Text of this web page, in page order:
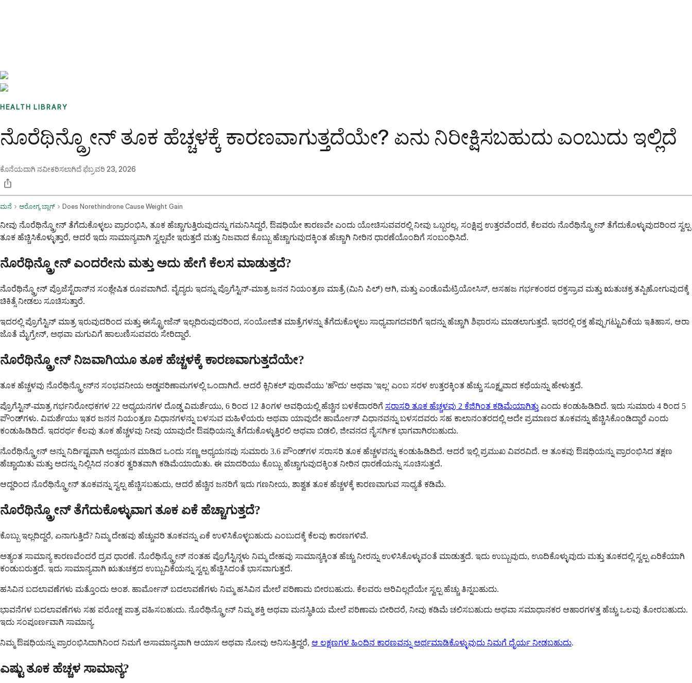
HEALTH LIBRARY
ನೊರೆಥಿನ್ಡ್ರೋನ್ ತೂಕ ಹೆಚ್ಚಳಕ್ಕೆ ಕಾರಣವಾಗುತ್ತದೆಯೇ? ಏನು ನಿರೀಕ್ಷಿಸಬಹುದು ಎಂಬುದು ಇಲ್ಲಿದೆ
ಕೊನೆಯದಾಗಿ ನವೀಕರಿಸಲಾಗಿದೆಫೆಬ್ರವರಿ 23, 2026
ಮನೆ ಆರೋಗ್ಯ ಬ್ಲಾಗ್ Does Norethindrone Cause Weight Gain
ನೀವು ನೊರೆಥಿನ್ಡ್ರೋನ್ ತೆಗೆದುಕೊಳ್ಳಲು ಪ್ರಾರಂಭಿಸಿ, ತೂಕ ಹೆಚ್ಚಾಗುತ್ತಿರುವುದನ್ನು ಗಮನಿಸಿದ್ದರೆ, ಔಷಧಿಯೇ ಕಾರಣವೇ ಎಂದು ಯೋಚಿಸುವವರಲ್ಲಿ ನೀವು ಒಬ್ಬರಲ್ಲ. ಸಂಕ್ಷಿಪ್ತ ಉತ್ತರವೆಂದರೆ, ಕೆಲವರು ನೊರೆಥಿನ್ಡ್ರೋನ್ ತೆಗೆದುಕೊಳ್ಳುವುದರಿಂದ ಸ್ವಲ್ಪ
ತೂಕ ಹೆಚ್ಚಿಸಿಕೊಳ್ಳುತ್ತಾರೆ, ಆದರೆ ಇದು ಸಾಮಾನ್ಯವಾಗಿ ಸ್ವಲ್ಪವೇ ಇರುತ್ತದೆ ಮತ್ತು ನಿಜವಾದ ಕೊಬ್ಬು ಹೆಚ್ಚಾಗುವುದಕ್ಕಿಂತ ಹೆಚ್ಚಾಗಿ ನೀರಿನ ಧಾರಣೆಯೊಂದಿಗೆ ಸಂಬಂಧಿಸಿದೆ.
ನೊರೆಥಿನ್ಡ್ರೋನ್ ಎಂದರೇನು ಮತ್ತು ಅದು ಹೇಗೆ ಕೆಲಸ ಮಾಡುತ್ತದೆ?
ನೊರೆಥಿನ್ಡ್ರೋನ್ ಪ್ರೊಜೆಸ್ಟೆರಾನ್‌ನ ಸಂಶ್ಲೇಷಿತ ರೂಪವಾಗಿದೆ. ವೈದ್ಯರು ಇದನ್ನು ಪ್ರೊಗೆಸ್ಟಿನ್-ಮಾತ್ರ ಜನನ ನಿಯಂತ್ರಣ ಮಾತ್ರೆ (ಮಿನಿ ಪಿಲ್) ಆಗಿ, ಮತ್ತು ಎಂಡೊಮೆಟ್ರಿಯೋಸಿಸ್, ಅಸಹಜ ಗರ್ಭಕಂಠದ ರಕ್ತಸ್ರಾವ ಮತ್ತು ಋತುಚಕ್ರ ತಪ್ಪಿಹೋಗುವುದಕ್ಕೆ
ಚಿಕಿತ್ಸೆ ನೀಡಲು ಸೂಚಿಸುತ್ತಾರೆ.
ಇದರಲ್ಲಿ ಪ್ರೊಗೆಸ್ಟಿನ್ ಮಾತ್ರ ಇರುವುದರಿಂದ ಮತ್ತು ಈಸ್ಟ್ರೋಜೆನ್ ಇಲ್ಲದಿರುವುದರಿಂದ, ಸಂಯೋಜಿತ ಮಾತ್ರೆಗಳನ್ನು ತೆಗೆದುಕೊಳ್ಳಲು ಸಾಧ್ಯವಾಗದವರಿಗೆ ಇದನ್ನು ಹೆಚ್ಚಾಗಿ ಶಿಫಾರಸು ಮಾಡಲಾಗುತ್ತದೆ. ಇದರಲ್ಲಿ ರಕ್ತ ಹೆಪ್ಪುಗಟ್ಟುವಿಕೆಯ ಇತಿಹಾಸ, ಆರಾ
ಜೊತೆ ಮೈಗ್ರೇನ್, ಅಥವಾ ಮಗುವಿಗೆ ಹಾಲುಣಿಸುವವರು ಸೇರಿದ್ದಾರೆ.
ನೊರೆಥಿನ್ಡ್ರೋನ್ ನಿಜವಾಗಿಯೂ ತೂಕ ಹೆಚ್ಚಳಕ್ಕೆ ಕಾರಣವಾಗುತ್ತದೆಯೇ?
ತೂಕ ಹೆಚ್ಚಳವು ನೊರೆಥಿನ್ಡ್ರೋನ್‌ನ ಸಂಭವನೀಯ ಅಡ್ಡಪರಿಣಾಮಗಳಲ್ಲಿ ಒಂದಾಗಿದೆ. ಆದರೆ ಕ್ಲಿನಿಕಲ್ ಪುರಾವೆಯು 'ಹೌದು' ಅಥವಾ 'ಇಲ್ಲ' ಎಂಬ ಸರಳ ಉತ್ತರಕ್ಕಿಂತ ಹೆಚ್ಚು ಸೂಕ್ಷ್ಮವಾದ ಕಥೆಯನ್ನು ಹೇಳುತ್ತದೆ.
ಪ್ರೊಗೆಸ್ಟಿನ್-ಮಾತ್ರ ಗರ್ಭನಿರೋಧಕಗಳ 22 ಅಧ್ಯಯನಗಳ ದೊಡ್ಡ ವಿಮರ್ಶೆಯು, 6 ರಿಂದ 12 ತಿಂಗಳ ಅವಧಿಯಲ್ಲಿ ಹೆಚ್ಚಿನ ಬಳಕೆದಾರರಿಗೆ ಸರಾಸರಿ ತೂಕ ಹೆಚ್ಚಳವು 2 ಕೆಜಿಗಿಂತ ಕಡಿಮೆಯಾಗಿತ್ತು ಎಂದು ಕಂಡುಹಿಡಿದಿದೆ. ಇದು ಸುಮಾರು 4 ರಿಂದ 5
ಪೌಂಡ್‌ಗಳು. ವಿಮರ್ಶೆಯು ಇತರ ಜನನ ನಿಯಂತ್ರಣ ವಿಧಾನಗಳನ್ನು ಬಳಸುವ ಮಹಿಳೆಯರು ಅಥವಾ ಯಾವುದೇ ಹಾರ್ಮೋನ್ ವಿಧಾನವನ್ನು ಬಳಸದವರು ಸಹ ಕಾಲಾನಂತರದಲ್ಲಿ ಅದೇ ಪ್ರಮಾಣದ ತೂಕವನ್ನು ಹೆಚ್ಚಿಸಿಕೊಂಡಿದ್ದಾರೆ ಎಂದು
ಕಂಡುಹಿಡಿದಿದೆ. ಇದರರ್ಥ ಕೆಲವು ತೂಕ ಹೆಚ್ಚಳವು ನೀವು ಯಾವುದೇ ಔಷಧಿಯನ್ನು ತೆಗೆದುಕೊಳ್ಳುತ್ತಿರಲಿ ಅಥವಾ ಬಿಡಲಿ, ಜೀವನದ ನೈಸರ್ಗಿಕ ಭಾಗವಾಗಿರಬಹುದು.
ನೊರೆಥಿನ್ಡ್ರೋನ್ ಅನ್ನು ನಿರ್ದಿಷ್ಟವಾಗಿ ಅಧ್ಯಯನ ಮಾಡಿದ ಒಂದು ಸಣ್ಣ ಅಧ್ಯಯನವು ಸುಮಾರು 3.6 ಪೌಂಡ್‌ಗಳ ಸರಾಸರಿ ತೂಕ ಹೆಚ್ಚಳವನ್ನು ಕಂಡುಹಿಡಿದಿದೆ. ಆದರೆ ಇಲ್ಲಿ ಪ್ರಮುಖ ವಿವರವಿದೆ. ಆ ತೂಕವು ಔಷಧಿಯನ್ನು ಪ್ರಾರಂಭಿಸಿದ ತಕ್ಷಣ
ಹೆಚ್ಚಾಯಿತು ಮತ್ತು ಅದನ್ನು ನಿಲ್ಲಿಸಿದ ನಂತರ ತ್ವರಿತವಾಗಿ ಕಡಿಮೆಯಾಯಿತು. ಈ ಮಾದರಿಯು ಕೊಬ್ಬು ಹೆಚ್ಚಾಗುವುದಕ್ಕಿಂತ ನೀರಿನ ಧಾರಣೆಯನ್ನು ಸೂಚಿಸುತ್ತದೆ.
ಆದ್ದರಿಂದ ನೊರೆಥಿನ್ಡ್ರೋನ್ ತೂಕವನ್ನು ಸ್ವಲ್ಪ ಹೆಚ್ಚಿಸಬಹುದು, ಆದರೆ ಹೆಚ್ಚಿನ ಜನರಿಗೆ ಇದು ಗಣನೀಯ, ಶಾಶ್ವತ ತೂಕ ಹೆಚ್ಚಳಕ್ಕೆ ಕಾರಣವಾಗುವ ಸಾಧ್ಯತೆ ಕಡಿಮೆ.
ನೊರೆಥಿನ್ಡ್ರೋನ್ ತೆಗೆದುಕೊಳ್ಳುವಾಗ ತೂಕ ಏಕೆ ಹೆಚ್ಚಾಗುತ್ತದೆ?
ಕೊಬ್ಬು ಇಲ್ಲದಿದ್ದರೆ, ಏನಾಗುತ್ತಿದೆ? ನಿಮ್ಮ ದೇಹವು ಹೆಚ್ಚುವರಿ ತೂಕವನ್ನು ಏಕೆ ಉಳಿಸಿಕೊಳ್ಳಬಹುದು ಎಂಬುದಕ್ಕೆ ಕೆಲವು ಕಾರಣಗಳಿವೆ.
ಅತ್ಯಂತ ಸಾಮಾನ್ಯ ಕಾರಣವೆಂದರೆ ದ್ರವ ಧಾರಣೆ. ನೊರೆಥಿನ್ಡ್ರೋನ್ ನಂತಹ ಪ್ರೊಗೆಸ್ಟಿನ್ಗಳು ನಿಮ್ಮ ದೇಹವು ಸಾಮಾನ್ಯಕ್ಕಿಂತ ಹೆಚ್ಚು ನೀರನ್ನು ಉಳಿಸಿಕೊಳ್ಳುವಂತೆ ಮಾಡುತ್ತದೆ. ಇದು ಉಬ್ಬುವುದು, ಊದಿಕೊಳ್ಳುವುದು ಮತ್ತು ತೂಕದಲ್ಲಿ ಸ್ವಲ್ಪ ಏರಿಕೆಯಾಗಿ
ಕಂಡುಬರುತ್ತದೆ. ಇದು ಸಾಮಾನ್ಯವಾಗಿ ಋತುಚಕ್ರದ ಉಬ್ಬುವಿಕೆಯನ್ನು ಸ್ವಲ್ಪ ಹೆಚ್ಚಿಸಿದಂತೆ ಭಾಸವಾಗುತ್ತದೆ.
ಹಸಿವಿನ ಬದಲಾವಣೆಗಳು ಮತ್ತೊಂದು ಅಂಶ. ಹಾರ್ಮೋನ್ ಬದಲಾವಣೆಗಳು ನಿಮ್ಮ ಹಸಿವಿನ ಮೇಲೆ ಪರಿಣಾಮ ಬೀರಬಹುದು. ಕೆಲವರು ಅರಿವಿಲ್ಲದೆಯೇ ಸ್ವಲ್ಪ ಹೆಚ್ಚು ತಿನ್ನಬಹುದು.
ಭಾವನೆಗಳ ಬದಲಾವಣೆಗಳು ಸಹ ಪರೋಕ್ಷ ಪಾತ್ರ ವಹಿಸಬಹುದು. ನೊರೆಥಿನ್ಡ್ರೋನ್ ನಿಮ್ಮ ಶಕ್ತಿ ಅಥವಾ ಮನಸ್ಥಿತಿಯ ಮೇಲೆ ಪರಿಣಾಮ ಬೀರಿದರೆ, ನೀವು ಕಡಿಮೆ ಚಲಿಸಬಹುದು ಅಥವಾ ಸಮಾಧಾನಕರ ಆಹಾರಗಳತ್ತ ಹೆಚ್ಚು ಒಲವು ತೋರಬಹುದು.
ಇದು ಸಂಪೂರ್ಣವಾಗಿ ಸಾಮಾನ್ಯ.
ನಿಮ್ಮ ಔಷಧಿಯನ್ನು ಪ್ರಾರಂಭಿಸಿದಾಗಿನಿಂದ ನಿಮಗೆ ಅಸಾಮಾನ್ಯವಾಗಿ ಆಯಾಸ ಅಥವಾ ನೋವು ಅನಿಸುತ್ತಿದ್ದರೆ, ಆ ಲಕ್ಷಣಗಳ ಹಿಂದಿನ ಕಾರಣವನ್ನು ಅರ್ಥಮಾಡಿಕೊಳ್ಳುವುದು ನಿಮಗೆ ಧೈರ್ಯ ನೀಡಬಹುದು.
ಎಷ್ಟು ತೂಕ ಹೆಚ್ಚಳ ಸಾಮಾನ್ಯ?